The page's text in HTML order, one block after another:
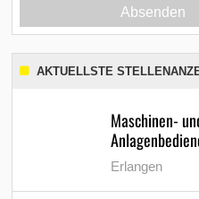
Absenden
AKTUELLSTE
Maschinen-
Erlangen